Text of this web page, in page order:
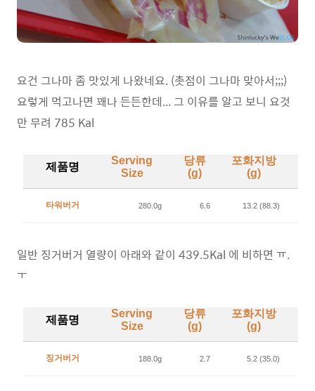
요건 그나마 좀 맛있게 나왔네요. (촛점이 그나마 맞아서;;;)
요렇게 먹고나면 꽤나 든든한데... 그 이유를 알고 보니 요것
만 무려 785 Kal
제품명
Serving
Size
당류
(g)
포화지방
(g)
타워버거 280.0g 6.6 13.2 (88.3)
일반 징거버거 열량이 아래와 같이 439.5Kal 에 비하면 ㅠ.
ㅜ
제품명
Serving
Size
당류
(g)
포화지방
(g)
징거버거 188.0g 2.7 5.2 (35.0)